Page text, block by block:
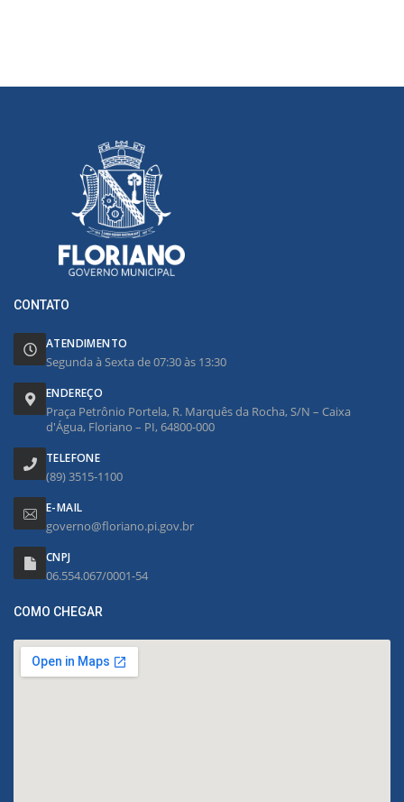
CONTATO
ATENDIMENTO
Segunda à Sexta de 07:30 às 13:30
ENDEREÇO
Praça Petrônio Portela, R. Marquês da Rocha, S/N – Caixa
d'Água, Floriano – PI, 64800-000
TELEFONE
(89) 3515-1100
E-MAIL
governo@floriano.pi.gov.br
CNPJ
06.554.067/0001-54
COMO CHEGAR